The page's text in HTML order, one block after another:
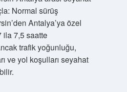
Normal sürüş
Antalya’ya özel
ila 7,5 saatte
trafik yoğunluğu,
ve yol koşulları seyahat